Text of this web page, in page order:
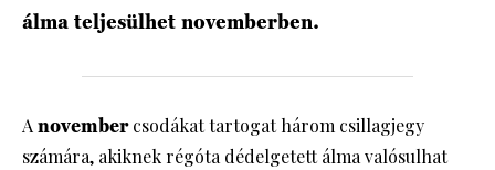
álma teljesülhet novemberben.
Anovembercsodákat tartogat három csillagjegy
számára, akiknek régóta dédelgetett álma valósulhat